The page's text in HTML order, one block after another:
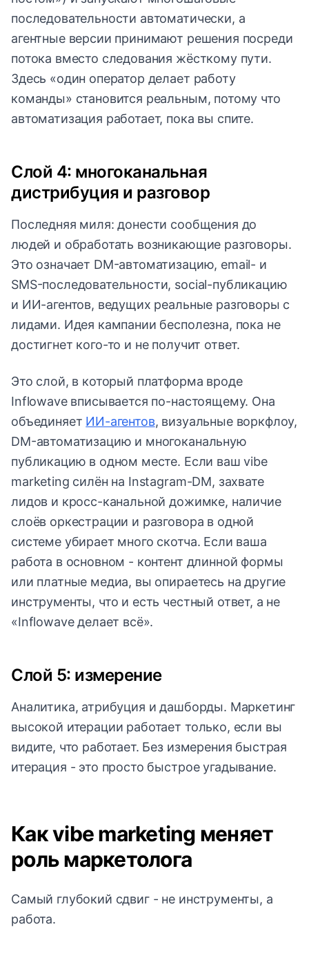
последовательности автоматически, а
агентные версии принимают решения посреди
потока вместо следования жёсткому пути.
Здесь «один оператор делает работу
команды» становится реальным, потому что
автоматизация работает, пока вы спите.
Слой 4: многоканальная
дистрибуция и разговор
Последняя миля: донести сообщения до
людей и обработать возникающие разговоры.
Это означает DM-автоматизацию, email- и
SMS-последовательности, social-публикацию
и ИИ-агентов, ведущих реальные разговоры с
лидами. Идея кампании бесполезна, пока не
достигнет кого-то и не получит ответ.
Это слой, в который платформа вроде
Inflowave вписывается по-настоящему. Она
объединяет ИИ-агентов, визуальные воркфлоу,
DM-автоматизацию и многоканальную
публикацию в одном месте. Если ваш vibe
marketing силён на Instagram-DM, захвате
лидов и кросс-канальной дожимке, наличие
слоёв оркестрации и разговора в одной
системе убирает много скотча. Если ваша
работа в основном - контент длинной формы
или платные медиа, вы опираетесь на другие
инструменты, что и есть честный ответ, а не
«Inflowave делает всё».
Слой 5: измерение
Аналитика, атрибуция и дашборды. Маркетинг
высокой итерации работает только, если вы
видите, что работает. Без измерения быстрая
итерация - это просто быстрое угадывание.
Как vibe marketing меняет
роль маркетолога
Самый глубокий сдвиг - не инструменты, а
работа.